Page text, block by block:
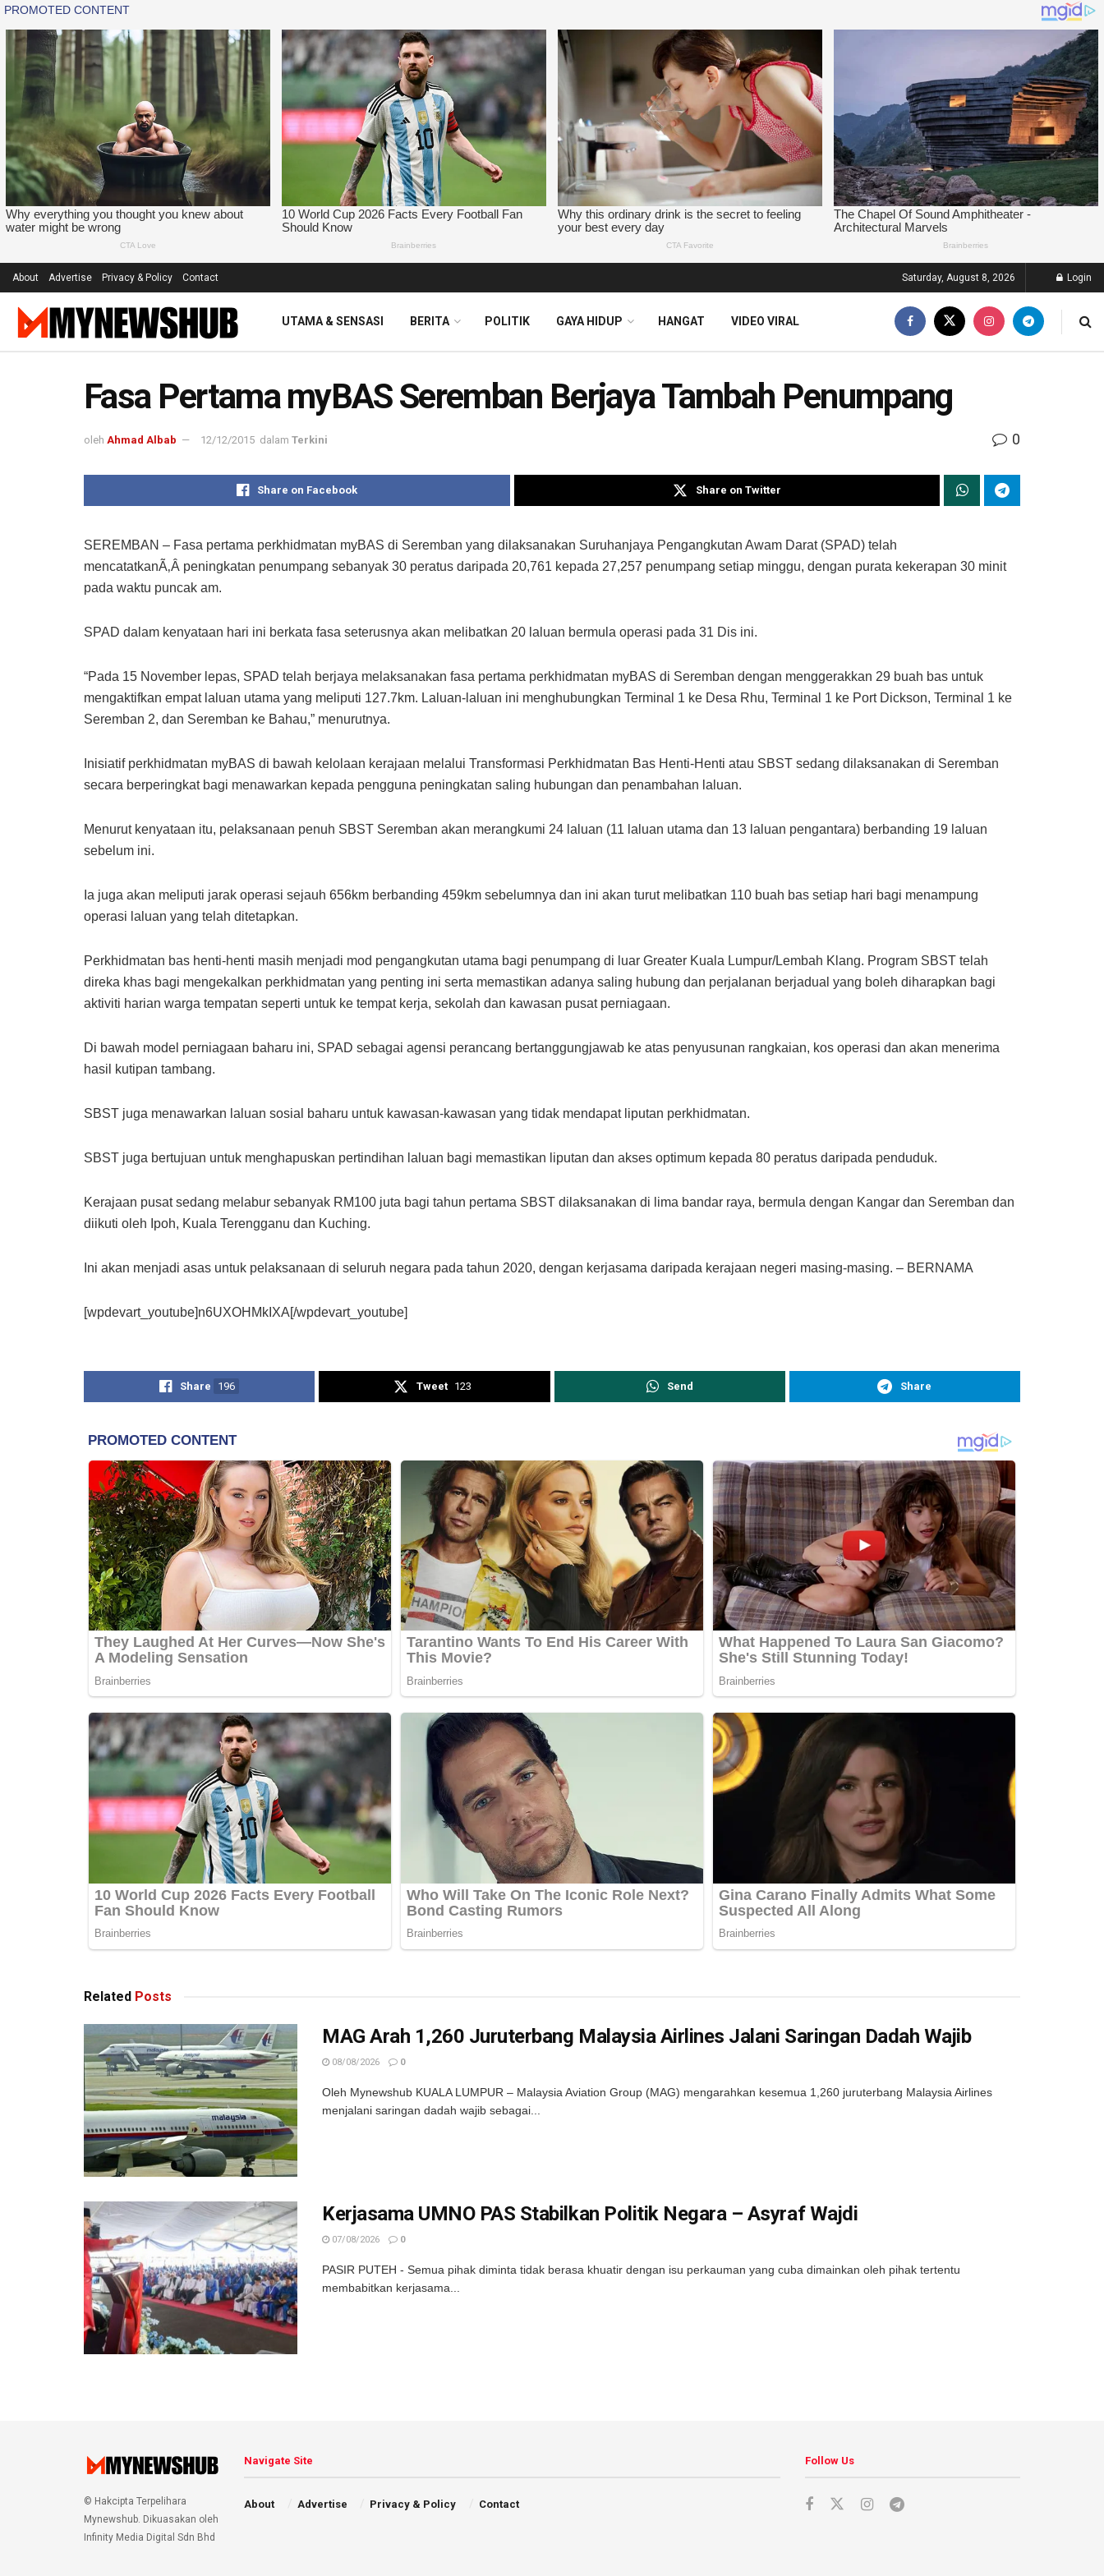
About Advertise Privacy & Policy Contact Saturday, August 8, 2026 Login
UTAMA & SENSASI BERITA POLITIK GAYA HIDUP HANGAT VIDEO VIRAL
Fasa Pertama myBAS Seremban Berjaya Tambah Penumpang
oleh Ahmad Albab 12/12/2015 dalam Terkini 0
Share on Facebook Share on Twitter
SEREMBAN – Fasa pertama perkhidmatan myBAS di Seremban yang dilaksanakan Suruhanjaya Pengangkutan Awam Darat (SPAD) telah
mencatatkanÃ‚Â peningkatan penumpang sebanyak 30 peratus daripada 20,761 kepada 27,257 penumpang setiap minggu, dengan purata kekerapan 30 minit
pada waktu puncak am.
SPAD dalam kenyataan hari ini berkata fasa seterusnya akan melibatkan 20 laluan bermula operasi pada 31 Dis ini.
“Pada 15 November lepas, SPAD telah berjaya melaksanakan fasa pertama perkhidmatan myBAS di Seremban dengan menggerakkan 29 buah bas untuk
mengaktifkan empat laluan utama yang meliputi 127.7km. Laluan-laluan ini menghubungkan Terminal 1 ke Desa Rhu, Terminal 1 ke Port Dickson, Terminal 1 ke
Seremban 2, dan Seremban ke Bahau,” menurutnya.
Inisiatif perkhidmatan myBAS di bawah kelolaan kerajaan melalui Transformasi Perkhidmatan Bas Henti-Henti atau SBST sedang dilaksanakan di Seremban
secara berperingkat bagi menawarkan kepada pengguna peningkatan saling hubungan dan penambahan laluan.
Menurut kenyataan itu, pelaksanaan penuh SBST Seremban akan merangkumi 24 laluan (11 laluan utama dan 13 laluan pengantara) berbanding 19 laluan
sebelum ini.
Ia juga akan meliputi jarak operasi sejauh 656km berbanding 459km sebelumnya dan ini akan turut melibatkan 110 buah bas setiap hari bagi menampung
operasi laluan yang telah ditetapkan.
Perkhidmatan bas henti-henti masih menjadi mod pengangkutan utama bagi penumpang di luar Greater Kuala Lumpur/Lembah Klang. Program SBST telah
direka khas bagi mengekalkan perkhidmatan yang penting ini serta memastikan adanya saling hubung dan perjalanan berjadual yang boleh diharapkan bagi
aktiviti harian warga tempatan seperti untuk ke tempat kerja, sekolah dan kawasan pusat perniagaan.
Di bawah model perniagaan baharu ini, SPAD sebagai agensi perancang bertanggungjawab ke atas penyusunan rangkaian, kos operasi dan akan menerima
hasil kutipan tambang.
SBST juga menawarkan laluan sosial baharu untuk kawasan-kawasan yang tidak mendapat liputan perkhidmatan.
SBST juga bertujuan untuk menghapuskan pertindihan laluan bagi memastikan liputan dan akses optimum kepada 80 peratus daripada penduduk.
Kerajaan pusat sedang melabur sebanyak RM100 juta bagi tahun pertama SBST dilaksanakan di lima bandar raya, bermula dengan Kangar dan Seremban dan
diikuti oleh Ipoh, Kuala Terengganu dan Kuching.
Ini akan menjadi asas untuk pelaksanaan di seluruh negara pada tahun 2020, dengan kerjasama daripada kerajaan negeri masing-masing. – BERNAMA
[wpdevart_youtube]n6UXOHMkIXA[/wpdevart_youtube]
Share 196 Tweet 123 Send Share
Related Posts
MAG Arah 1,260 Juruterbang Malaysia Airlines Jalani Saringan Dadah Wajib
08/08/2026 0
Oleh Mynewshub KUALA LUMPUR – Malaysia Aviation Group (MAG) mengarahkan kesemua 1,260 juruterbang Malaysia Airlines
menjalani saringan dadah wajib sebagai...
Kerjasama UMNO PAS Stabilkan Politik Negara – Asyraf Wajdi
07/08/2026 0
PASIR PUTEH - Semua pihak diminta tidak berasa khuatir dengan isu perkauman yang cuba dimainkan oleh pihak tertentu
membabitkan kerjasama...
© Hakcipta Terpelihara
Mynewshub. Dikuasakan oleh
Infinity Media Digital Sdn Bhd
Navigate Site
About Advertise Privacy & Policy Contact
Follow Us